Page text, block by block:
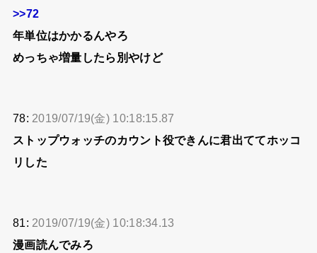
>>72
年単位はかかるんやろ
めっちゃ増量したら別やけど
78: 2019/07/19(金) 10:18:15.87
ストップウォッチのカウント役できんに君出ててホッコ
リした
81: 2019/07/19(金) 10:18:34.13
漫画読んでみろ